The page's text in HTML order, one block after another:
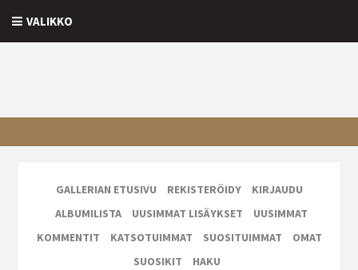
VALIKKO
GALLERIAN ETUSIVU REKISTERÖIDY
KIRJAUDU
ALBUMILISTA
UUSIMMAT LISÄYKSET
UUSIMMAT
KOMMENTIT
KATSOTUIMMAT SUOSITUIMMAT
OMAT
SUOSIKIT
HAKU